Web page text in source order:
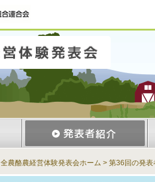
全農酪農経営体験発表会ホーム > 第36回の発表